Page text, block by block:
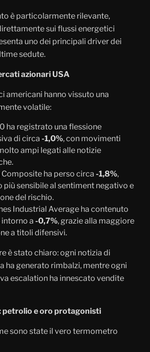
è particolarmente rilevante,
sui flussi energetici
uno dei principali driver dei
sedute.
azionari USA
americani hanno vissuto una
volatile:
ha registrato una flessione
di circa -1,0%, con movimenti
ampi legati alle notizie
Composite ha perso circa -1,8%,
più sensibile al sentiment negativo e
del rischio.
Industrial Average ha contenuto
a -0,7%, grazie alla maggiore
a titoli difensivi.
è stato chiaro: ogni notizia di
ha generato rimbalzi, mentre ogni
escalation ha innescato vendite
petrolio e oro protagonisti
sono state il vero termometro